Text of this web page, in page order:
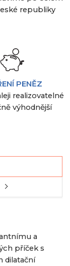
republiky
PENĚZ
realizovatelné
výhodnější
a
příček s
dilatační